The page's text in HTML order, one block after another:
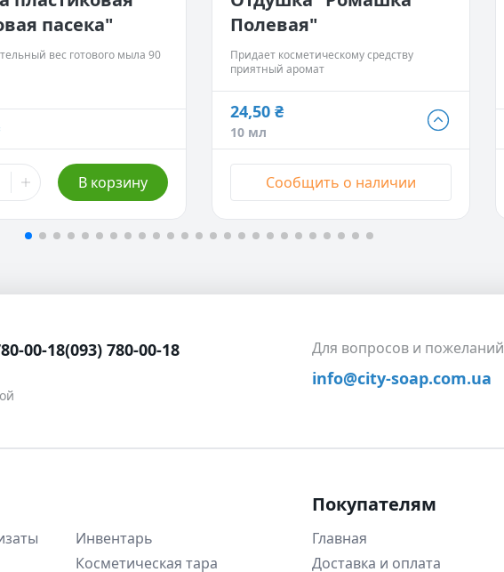
пасека"
вес готового мыла 90
В корзину
Полевая"
Придает косметическому средству
приятный аромат
24,50 ₴
10 мл
24,50 ₴
10 мл
86,00 ₴
50 мл- Нет в наличии
147,00 ₴
Сообщить о наличии
00-18(093) 780-00-18 Для вопросов и пожеланий
info@city-soap.com.ua
Инвентарь
Косметическая тара
Покупателям
Главная
Доставка и оплата